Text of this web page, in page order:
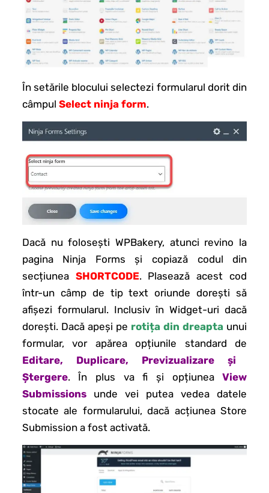
În setările blocului selectezi formularul dorit din
câmpul Select ninja form.
Dacă nu folosești WPBakery, atunci revino la
pagina Ninja Forms și copiază codul din
secțiunea SHORTCODE. Plasează acest cod
într-un câmp de tip text oriunde dorești să
afișezi formularul. Inclusiv în Widget-uri dacă
dorești. Dacă apeși pe rotița din dreapta unui
formular, vor apărea opțiunile standard de
Editare, Duplicare, Previzualizare și
Ștergere. În plus va fi și opțiuneaView
Submissionsunde vei putea vedea datele
stocate ale formularului, dacă acțiunea Store
Submission a fost activată.